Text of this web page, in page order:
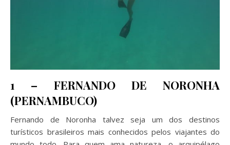
1 – FERNANDO DE NORONHA
(PERNAMBUCO)
Fernando de Noronha talvez seja um dos destinos
turísticos brasileiros mais conhecidos pelos viajantes do